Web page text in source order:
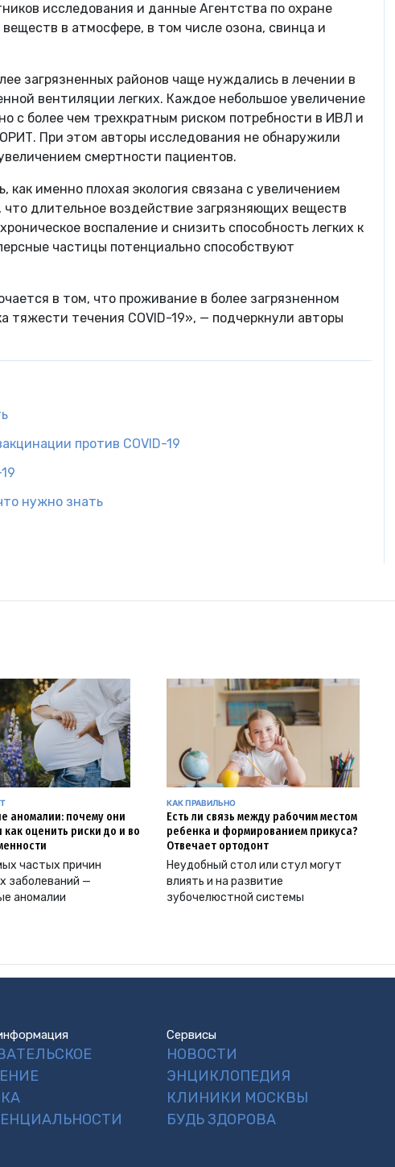
исследования и данные Агентства по охране
в атмосфере, в том числе озона, свинца и
загрязненных районов чаще нуждались в лечении в
вентиляции легких. Каждое небольшое увеличение
с более чем трехкратным риском потребности в ИВЛ и
При этом авторы исследования не обнаружили
смертности пациентов.
именно плохая экология связана с увеличением
длительное воздействие загрязняющих веществ
воспаление и снизить способность легких к
частицы потенциально способствуют
в том, что проживание в более загрязненном
тяжести течения COVID-19», — подчеркнули авторы
против COVID-19
нужно знать
аномалии: почему они
как оценить риски до и во
частых причин
заболеваний —
аномалии
КАК ПРАВИЛЬНО
Есть ли связь между рабочим местом
ребенка и формированием прикуса?
Отвечает ортодонт
Неудобный стол или стул могут
влиять и на развитие
зубочелюстной системы
Сервисы
НОВОСТИ
ЭНЦИКЛОПЕДИЯ
КЛИНИКИ МОСКВЫ
БУДЬ ЗДОРОВА